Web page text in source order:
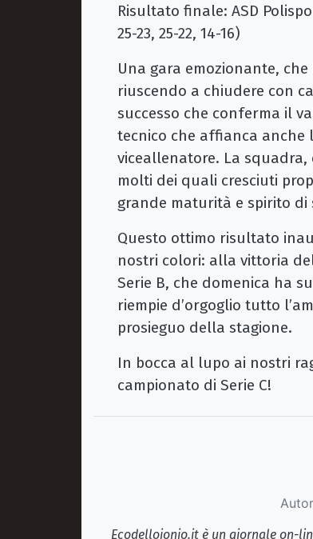
Risultato finale: ASD
25-23, 25-22, 14-16)
Una gara emozionante,
riuscendo a chiudere con
successo che conferma il
tecnico che affianca anche
viceallenatore. La
molti dei quali cresciuti
grande maturità e spirito di
Questo ottimo risultato
nostri colori: alla vittoria
Serie B, che domenica ha
riempie d’orgoglio tutto
prosieguo della stagione.
In bocca al lupo ai nostri
campionato di Serie C!
Ecodellojonio.it è un giornale on-